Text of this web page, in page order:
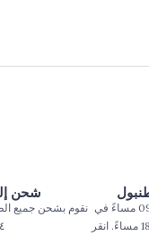
شحن
نقوم بشحن جميع
٢٤
يتم تسليم الطلبات المقدمة حتى الساعة 09:00 مساءً في
بعض المناطق في اسطنبول حتى الساعة 18:00 مساءً. انقر